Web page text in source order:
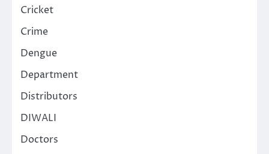
Cricket
Crime
Dengue
Department
Distributors
DIWALI
Doctors